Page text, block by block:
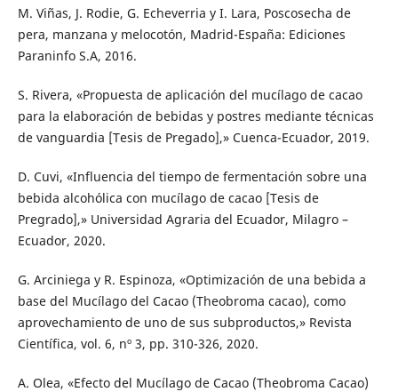
M. Viñas, J. Rodie, G. Echeverria y I. Lara, Poscosecha de
pera, manzana y melocotón, Madrid-España: Ediciones
Paraninfo S.A, 2016.
S. Rivera, «Propuesta de aplicación del mucílago de cacao
para la elaboración de bebidas y postres mediante técnicas
de vanguardia [Tesis de Pregado],» Cuenca-Ecuador, 2019.
D. Cuvi, «Influencia del tiempo de fermentación sobre una
bebida alcohólica con mucílago de cacao [Tesis de
Pregrado],» Universidad Agraria del Ecuador, Milagro –
Ecuador, 2020.
G. Arciniega y R. Espinoza, «Optimización de una bebida a
base del Mucílago del Cacao (Theobroma cacao), como
aprovechamiento de uno de sus subproductos,» Revista
Científica, vol. 6, nº 3, pp. 310-326, 2020.
A. Olea, «Efecto del Mucílago de Cacao (Theobroma Cacao)